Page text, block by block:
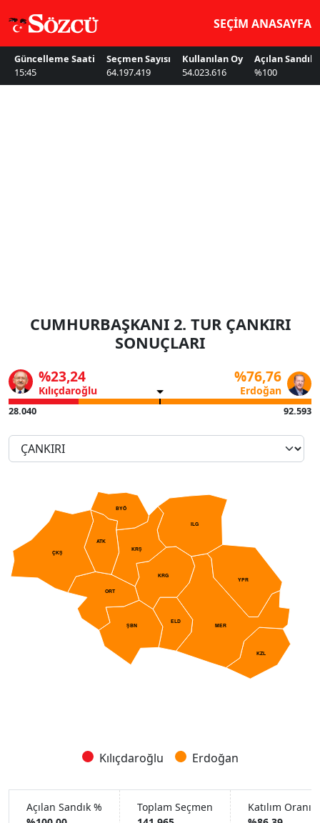
SEÇİM ANASAYFA
Güncelleme Saati
15:45
Seçmen Sayısı
64.197.419
Kullanılan Oy
54.023.616
Açılan Sandık
%100
CUMHURBAŞKANI 2. TUR ÇANKIRI
SONUÇLARI
%23,24
Kılıçdaroğlu Erdoğan
%76,76
28.040 92.593
KZL
MER
YPR
ILG
KRG
ELD
ŞBN
ORT
KRŞ
ATK
ÇKŞ
BYÖ
Kılıçdaroğlu Erdoğan
Açılan Sandık %
Toplam Seçmen
Katılım Oranı